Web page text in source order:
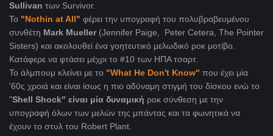
Sullivan των Survivor.
To "Nothin at All" φέρει την υπογραφή του πολυβραβευμένου
συνθέτη Mark Mueller (Jennifer Paige, Peter Cetera, The Pointer
Sisters) και ακολουθεί ένα γοητευτικό μελωδικό ροκ μοτίβο.
Κατάφερε να φτάσει μέχρι το #10 των ΗΠΑ τσαρτ.
Το άλμπουμ κλείνει με το "What He Don't Know" που έχει μία
'60ς χροιά και είναι ίσως η πιο αδύναμη στιγμή του δίσκου ενώ το
"Shell Shock" είναι μία δυναμική ροκ σύνθεση με την
υπογραφή όλων των μελών της μπάντας και τα φωνητικά να
έχουν το στυλ του Robert Plant.